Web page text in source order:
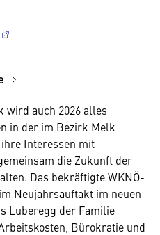
wird auch 2026 alles
in der im Bezirk Melk
Interessen mit
die Zukunft der
Das bekräftigte WKNÖ-
Neujahrsauftakt im neuen
Luberegg der Familie
Bürokratie und